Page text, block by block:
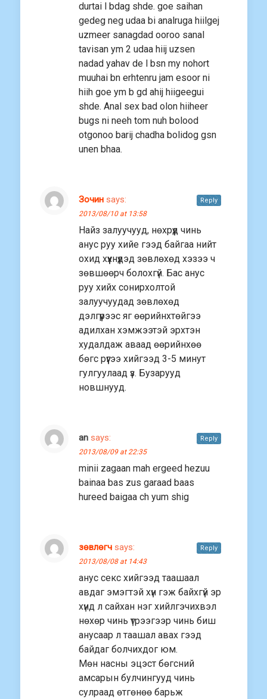
durtai l bdag shde. goe saihan
gedeg neg udaa bi analruga hiilgej
uzmeer sanagdad ooroo sanal
tavisan ym 2 udaa hiij uzsen
nadad yahav de l bsn my nohort
muuhai bn erhtenru jam esoor ni
hiih goe ym b gd ahij hiigeegui
shde. Anal sex bad olon hiiheer
bugs ni neeh tom nuh bolood
otgonoo barij chadha bolidog gsn
unen bhaa.
Зочин says:
2013/08/10 at 13:58
Найз залуучууд, нөхрүүд чинь
анус руу хийе гээд байгаа нийт
охид хүүхнүүдэд зөвлөхөд хэзээ ч
зөвшөөрч болохгүй. Бас анус
руу хийх сонирхолтой
залуучуудад зөвлөхөд
дэлгүүрээс яг өөрийнхтөйгээ
адилхан хэмжээтэй эрхтэн
худалдаж аваад өөрийнхөө
бөгс рүүгээ хийгээд 3-5 минут
гулгуулаад үз. Бузарууд
новшнууд.
Reply
an says:
2013/08/09 at 22:35
minii zagaan mah ergeed hezuu
bainaa bas zus garaad baas
hureed baigaa ch yum shig
Reply
зөвлөгч says:
2013/08/08 at 14:43
анус секс хийгээд таашаал
авдаг эмэгтэй хүн гэж байхгүй эр
хүнд л сайхан нэг хийлгэчихвэл
нөхөр чинь үтрээгээр чинь биш
анусаар л таашал авах гээд
байдаг болчихдог юм.
Мөн насны эцэст бөгсний
амсарын булчингууд чинь
сулраад өтгөнөө барьж
Reply